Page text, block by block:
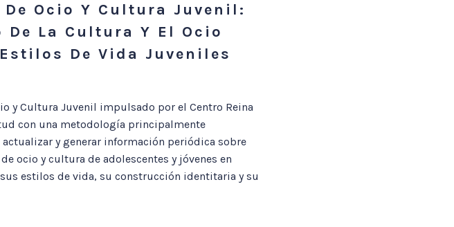
Ocio Y Cultura Juvenil:
De La Cultura Y El Ocio
De Vida Juveniles
y Cultura Juvenil impulsado por el Centro Reina
con una metodología principalmente
y generar información periódica sobre
ocio y cultura de adolescentes y jóvenes en
estilos de vida, su construcción identitaria y su